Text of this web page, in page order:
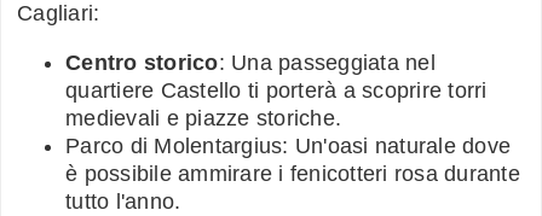
Cagliari:
Centro storico: Una passeggiata nel
quartiere Castello ti porterà a scoprire torri
medievali e piazze storiche.
Parco di Molentargius: Un'oasi naturale dove
è possibile ammirare i fenicotteri rosa durante
tutto l'anno.